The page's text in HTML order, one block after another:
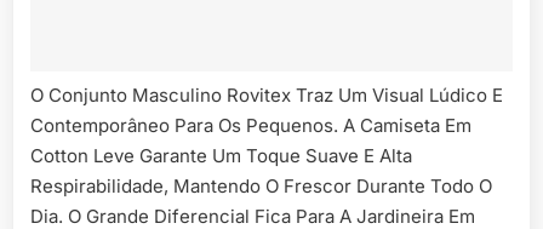
O Conjunto Masculino Rovitex Traz Um Visual Lúdico E
Contemporâneo Para Os Pequenos. A Camiseta Em
Cotton Leve Garante Um Toque Suave E Alta
Respirabilidade, Mantendo O Frescor Durante Todo O
Dia. O Grande Diferencial Fica Para A Jardineira Em